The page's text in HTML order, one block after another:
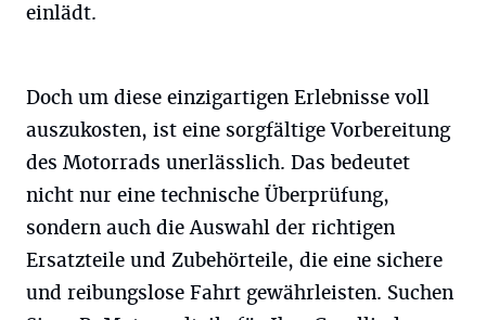
einlädt.
Doch um diese einzigartigen Erlebnisse voll
auszukosten, ist eine sorgfältige Vorbereitung
des Motorrads unerlässlich. Das bedeutet
nicht nur eine technische Überprüfung,
sondern auch die Auswahl der richtigen
Ersatzteile und Zubehörteile, die eine sichere
und reibungslose Fahrt gewährleisten. Suchen